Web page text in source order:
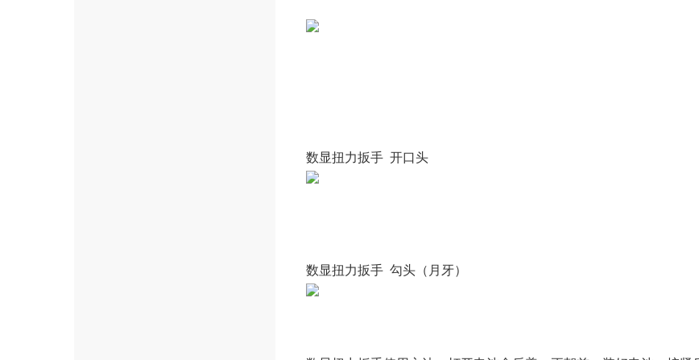
数显扭力扳手 开口头
数显扭力扳手 勾头（月牙）